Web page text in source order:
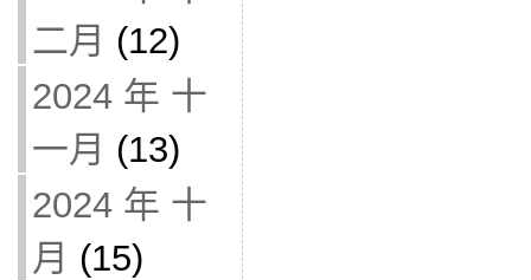
二月 (12)
2024 年 十
一月 (13)
2024 年 十
月 (15)